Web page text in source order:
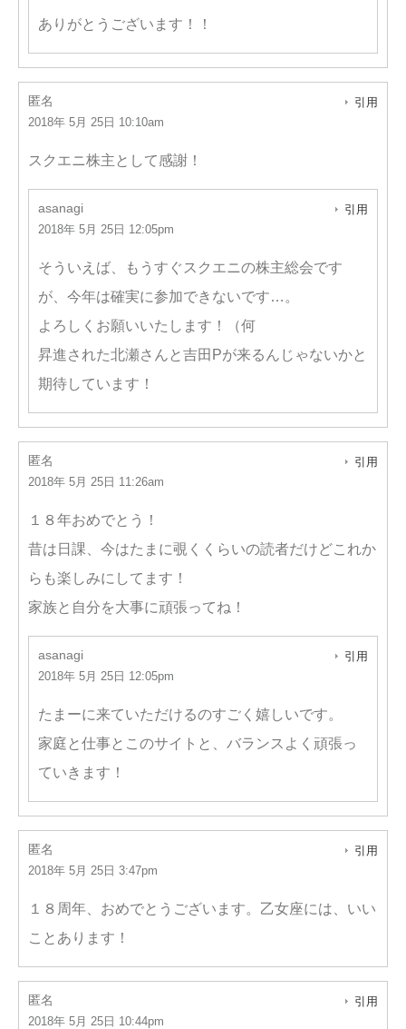
ありがとうございます！！
匿名
2018年 5月 25日 10:10am
引用
スクエニ株主として感謝！
asanagi
2018年 5月 25日 12:05pm
引用
そういえば、もうすぐスクエニの株主総会です
が、今年は確実に参加できないです…。
よろしくお願いいたします！（何
昇進された北瀬さんと吉田Pが来るんじゃないかと
期待しています！
匿名
2018年 5月 25日 11:26am
引用
１８年おめでとう！
昔は日課、今はたまに覗くくらいの読者だけどこれか
らも楽しみにしてます！
家族と自分を大事に頑張ってね！
asanagi
2018年 5月 25日 12:05pm
引用
たまーに来ていただけるのすごく嬉しいです。
家庭と仕事とこのサイトと、バランスよく頑張っ
ていきます！
匿名
2018年 5月 25日 3:47pm
引用
１８周年、おめでとうございます。乙女座には、いい
ことあります！
匿名
2018年 5月 25日 10:44pm
引用